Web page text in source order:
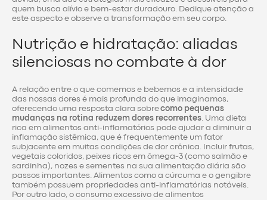
quem busca alívio e bem-estar duradouro. Dedique atenção a
este aspecto e observe a transformação em seu corpo.
Nutrição e hidratação: aliadas
silenciosas no combate à dor
A relação entre o que comemos e bebemos e a intensidade
das nossas dores é mais profunda do que imaginamos,
oferecendo uma resposta clara sobrecomo pequenas
mudanças na rotina reduzem dores recorrentes . Uma dieta
rica em alimentos anti-inflamatórios pode ajudar a diminuir a
inflamação sistêmica, que é frequentemente um fator
subjacente em muitas condições de dor crônica. Incluir frutas,
vegetais coloridos, peixes ricos em ômega-3 (como salmão e
sardinha), nozes e sementes na sua alimentação diária são
passos importantes. Alimentos como a cúrcuma e o gengibre
também possuem propriedades anti-inflamatórias notáveis.
Por outro lado, o consumo excessivo de alimentos